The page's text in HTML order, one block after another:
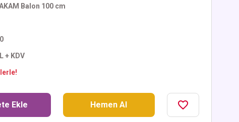
Balon 100 cm
+ KDV
Ekle Hemen Al